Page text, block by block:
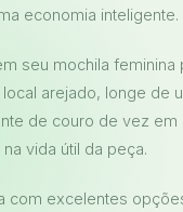
economia inteligente.
seu mochila feminina
arejado, longe de
de couro de vez em
vida útil da peça.
com excelentes